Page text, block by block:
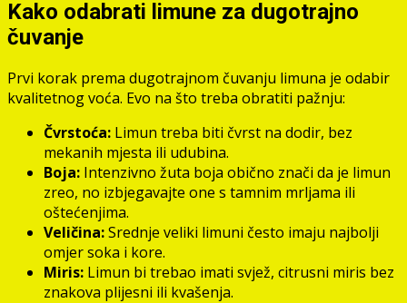
Kako odabrati limune za dugotrajno
čuvanje
Prvi korak prema dugotrajnom čuvanju limuna je odabir
kvalitetnog voća. Evo na što treba obratiti pažnju:
Čvrstoća: Limun treba biti čvrst na dodir, bez
mekanih mjesta ili udubina.
Boja: Intenzivno žuta boja obično znači da je limun
zreo, no izbjegavajte one s tamnim mrljama ili
oštećenjima.
Veličina:Srednje veliki limuni često imaju najbolji
omjer soka i kore.
Miris: Limun bi trebao imati svjež, citrusni miris bez
znakova plijesni ili kvašenja.